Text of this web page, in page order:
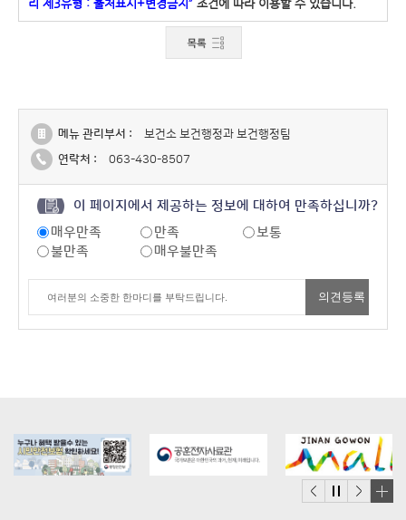
리 제3유형 : 출처표시+변경금지” 조건에 따라 이용할 수 있습니다.
메뉴 관리부서 :
보건소 보건행정과 보건행정팀
연락처 :
063-430-8507
이 페이지에서 제공하는 정보에 대하여 만족하십니까?
매우만족
만족
보통
불만족
매우불만족